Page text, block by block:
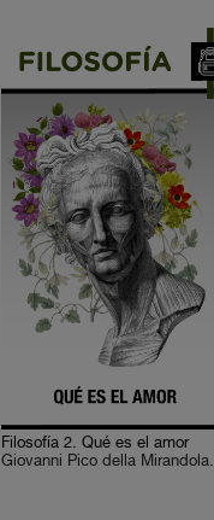
Filosofía 2. Qué es el amor
Giovanni Pico della Mirandola.